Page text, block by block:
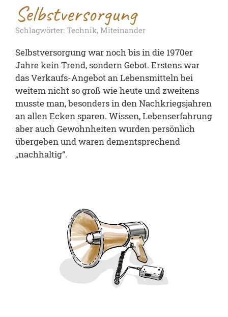
Selbstversorgung
Schlagwörter: Technik, Miteinander
Selbstversorgung war noch bis in die 1970er
Jahre kein Trend, sondern Gebot. Erstens war
das Verkaufs-Angebot an Lebensmitteln bei
weitem nicht so groß wie heute und zweitens
musste man, besonders in den Nachkriegsjahren
an allen Ecken sparen. Wissen, Lebenserfahrung
aber auch Gewohnheiten wurden persönlich
übergeben und waren dementsprechend
„nachhaltig“.